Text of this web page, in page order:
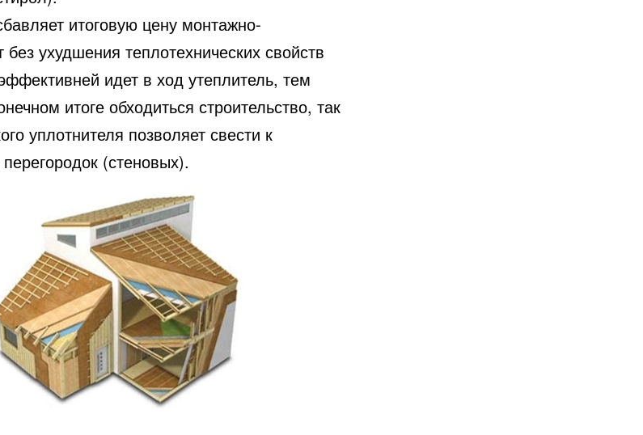
итоговую цену монтажно-
без ухудшения теплотехнических свойств
идет в ход утеплитель, тем
итоге обходиться строительство, так
уплотнителя позволяет свести к
(стеновых).